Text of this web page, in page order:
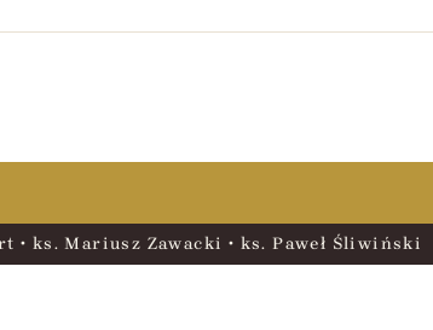
• ks. Mariusz Zawacki • ks. Paweł Śliwiński